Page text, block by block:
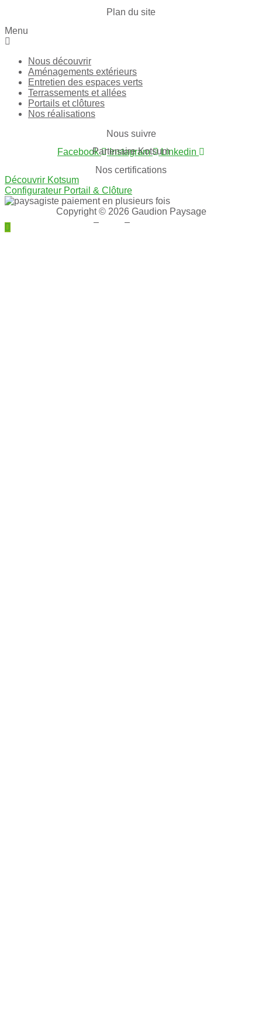
Plan du site
Menu
Nous découvrir
Aménagements extérieurs
Entretien des espaces verts
Terrassements et allées
Portails et clôtures
Nos réalisations
Nous suivre
Facebook
Instagram
Linkedin
Nos certifications
Partenaire Kotsum
Découvrir Kotsum
Configurateur Portail & Clôture
Copyright © 2026 Gaudion Paysage
– –